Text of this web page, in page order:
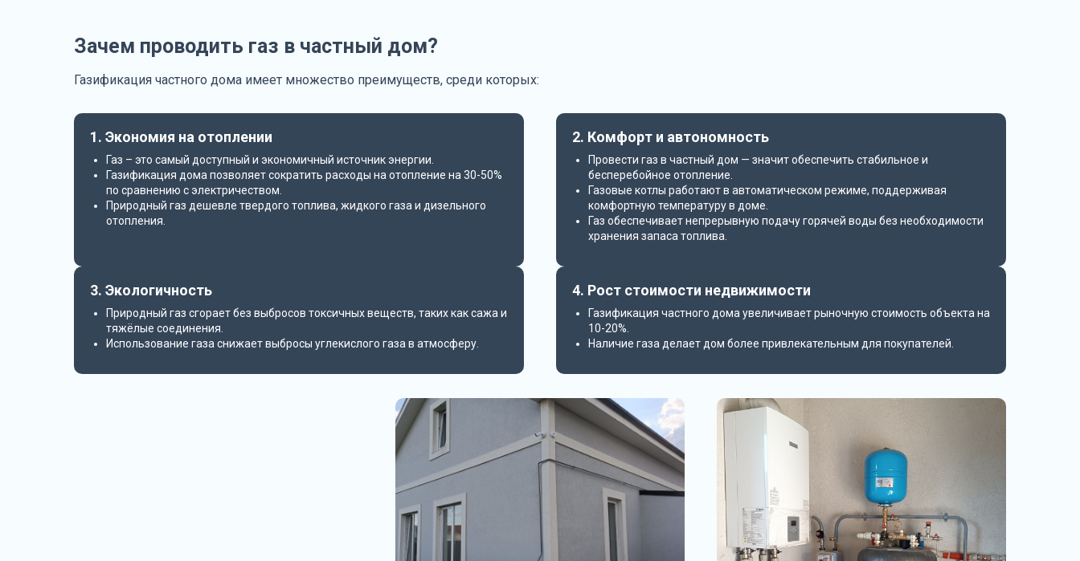
Зачем проводить газ в частный дом?
Газификация частного дома имеет множество преимуществ, среди которых:
1. Экономия на отоплении
Газ – это самый доступный и экономичный источник энергии.
Газификация дома позволяет сократить расходы на отопление на 30-50%
по сравнению с электричеством.
Природный газ дешевле твердого топлива, жидкого газа и дизельного
отопления.
2. Комфорт и автономность
Провести газ в частный дом — значит обеспечить стабильное и
бесперебойное отопление.
Газовые котлы работают в автоматическом режиме, поддерживая
комфортную температуру в доме.
Газ обеспечивает непрерывную подачу горячей воды без необходимости
хранения запаса топлива.
3. Экологичность
Природный газ сгорает без выбросов токсичных веществ, таких как сажа и
тяжёлые соединения.
Использование газа снижает выбросы углекислого газа в атмосферу.
4. Рост стоимости недвижимости
Газификация частного дома увеличивает рыночную стоимость объекта на
10-20%.
Наличие газа делает дом более привлекательным для покупателей.